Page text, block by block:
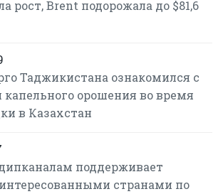
рост, Brent подорожала до $81,6
Таджикистана ознакомился с
орошения во время
в Казахстан
поддерживает
странами по